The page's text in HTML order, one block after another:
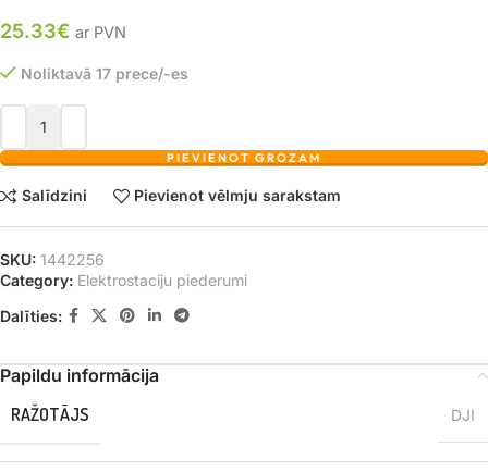
25.33€ ar PVN
Noliktavā 17 prece/-es
PIEVIENOT GROZAM
Salīdzini Pievienot vēlmju sarakstam
SKU: 1442256
Category: Elektrostaciju piederumi
Dalīties:
Papildu informācija
RAŽOTĀJS
DJI